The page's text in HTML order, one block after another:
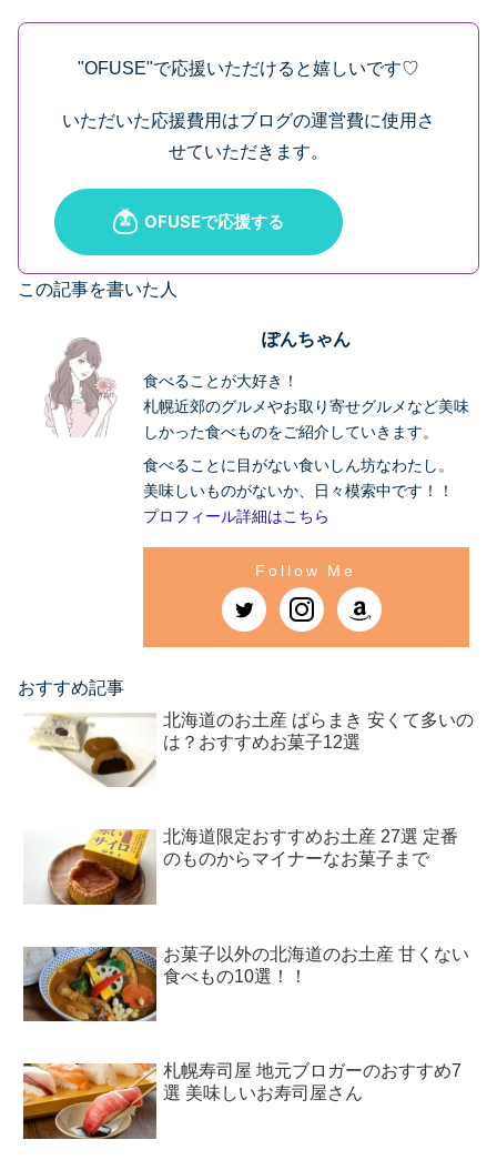
"OFUSE"で応援いただけると嬉しいです♡
いただいた応援費用はブログの運営費に使用さ
せていただきます。
この記事を書いた人
ぽんちゃん
食べることが大好き！
札幌近郊のグルメやお取り寄せグルメなど美味
しかった食べものをご紹介していきます。
食べることに目がない食いしん坊なわたし。
美味しいものがないか、日々模索中です！！
プロフィール詳細はこちら
おすすめ記事
北海道のお土産 ばらまき 安くて多いの
は？おすすめお菓子12選
北海道限定おすすめお土産 27選 定番
のものからマイナーなお菓子まで
お菓子以外の北海道のお土産 甘くない
食べもの10選！！
札幌寿司屋 地元ブロガーのおすすめ7
選 美味しいお寿司屋さん